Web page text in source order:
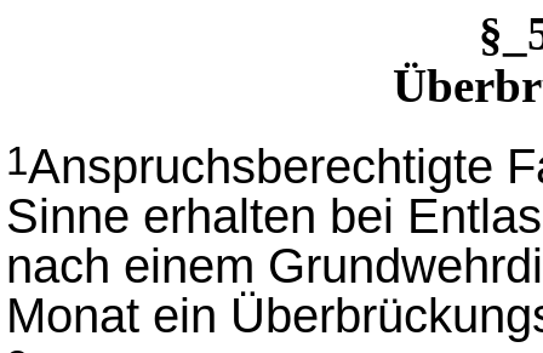
1Anspruchsberechtigte
Sinne erhalten bei
nach einem
Monat ein